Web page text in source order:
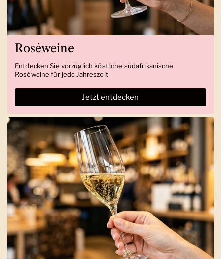
Roséweine
Entdecken Sie vorzüglich köstliche südafrikanische
Roséweine für jede Jahreszeit
Jetzt entdecken